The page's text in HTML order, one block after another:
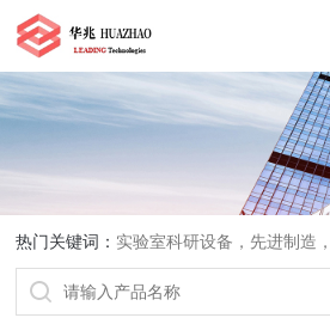
热门关键词： 实验室科研设备，先进制造